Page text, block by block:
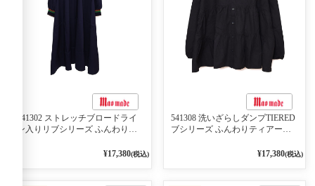
541302 ストレッチブロードライ
ン入りリブシリーズ ふんわりス
¥17,380(税込)
541308 洗いざらしダンプTIERED
ブシリーズ ふんわりティアード
¥17,380(税込)